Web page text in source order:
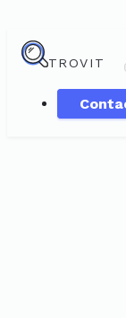
TROVIT